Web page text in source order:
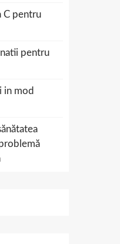
C pentru
pentru
in mod